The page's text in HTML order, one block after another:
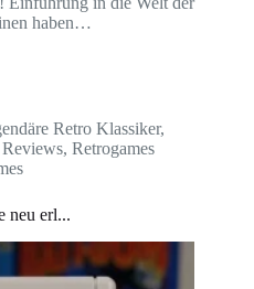
haben…
Retro Klassiker,
, Retrogames
neu erl...